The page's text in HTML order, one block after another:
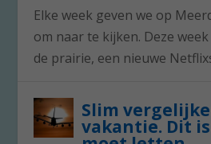
Elke week geven we op
om naar te kijken. Deze
de prairie, een nieuwe
Slim
vakantie. Dit